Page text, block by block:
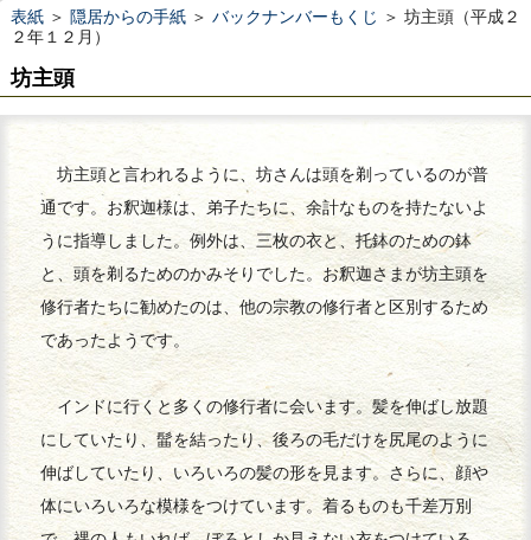
表紙＞ 隠居からの手紙＞ バックナンバーもくじ ＞ 坊主頭（平成２
２年１２月）
坊主頭
坊主頭と言われるように、坊さんは頭を剃っているのが普
通です。お釈迦様は、弟子たちに、余計なものを持たないよ
うに指導しました。例外は、三枚の衣と、托鉢のための鉢
と、頭を剃るためのかみそりでした。お釈迦さまが坊主頭を
修行者たちに勧めたのは、他の宗教の修行者と区別するため
であったようです。
インドに行くと多くの修行者に会います。髪を伸ばし放題
にしていたり、髷を結ったり、後ろの毛だけを尻尾のように
伸ばしていたり、いろいろの髪の形を見ます。さらに、顔や
体にいろいろな模様をつけています。着るものも千差万別